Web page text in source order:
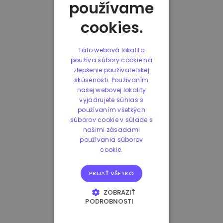
používame
cookies.
Táto webová lokalita
používa súbory cookie na
zlepšenie používateľskej
skúsenosti. Používaním
našej webovej lokality
vyjadrujete súhlas s
používaním všetkých
súborov cookie v súlade s
našimi zásadami
používania súborov
cookie.
PRIJAŤ VŠETKO
ZOBRAZIŤ
PODROBNOSTI